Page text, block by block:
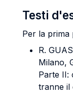
Testi
Per la prima
R.
Milano,
Parte II:
tranne il